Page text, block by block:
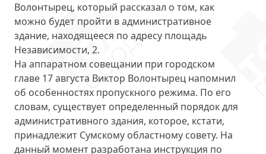
Волонтырец, который рассказал о том, как
можно будет пройти в административное
здание, находящееся по адресу площадь
Независимости, 2.
На аппаратном совещании при городском
главе 17 августа Виктор Волонтырец напомнил
об особенностях пропускного режима. По его
словам, существует определенный порядок для
административного здания, которое, кстати,
принадлежит Сумскому областному совету. На
данный момент разработана инструкция по